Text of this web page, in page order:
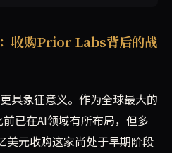
收购Prior Labs背后的战
具象征意义。作为全球最大的
已在AI领域有所布局，但多
美元收购这家尚处于早期阶段